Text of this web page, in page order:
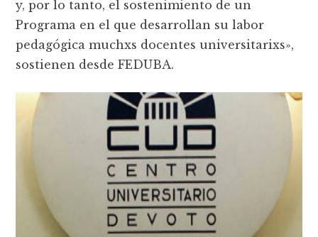
y, por lo tanto, el sostenimiento de un
Programa en el que desarrollan su labor
pedagógica muchxs docentes universitarixs»,
sostienen desde FEDUBA.